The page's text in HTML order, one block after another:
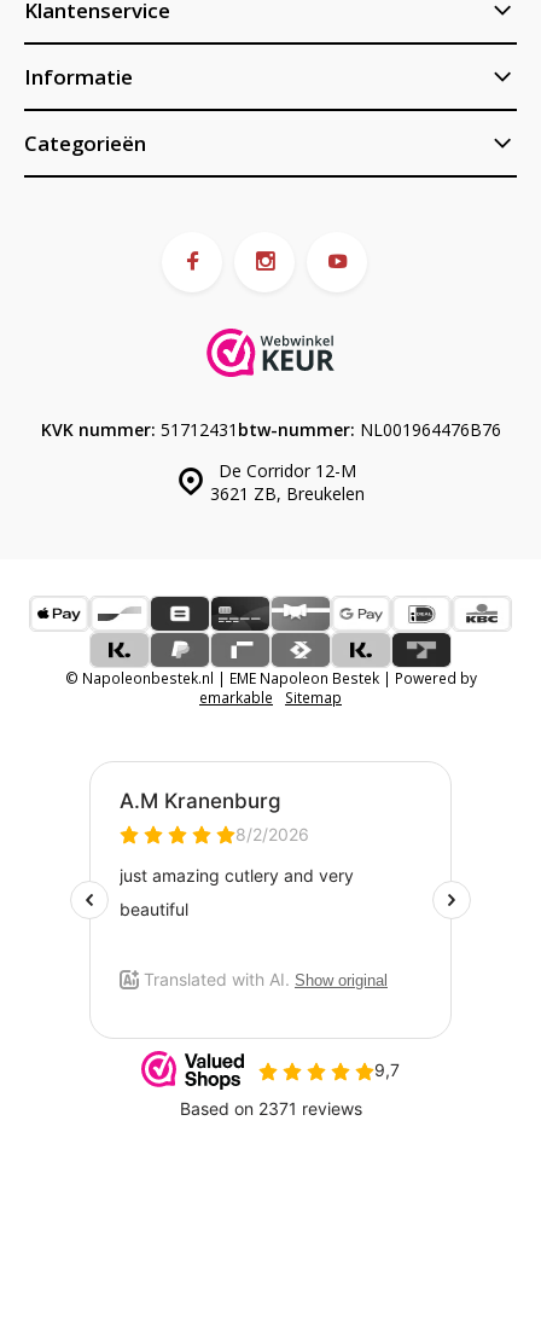
Klantenservice
Informatie
Categorieën
De Corridor 12-M
3621 ZB, Breukelen
KVK nummer: 51712431 btw-nummer: NL001964476B76
© Napoleonbestek.nl | EME Napoleon Bestek | Powered by
emarkable
Sitemap